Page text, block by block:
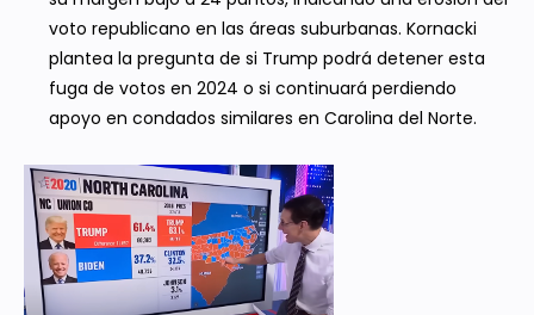
voto republicano en las áreas suburbanas. Kornacki
plantea la pregunta de si Trump podrá detener esta
fuga de votos en 2024 o si continuará perdiendo
apoyo en condados similares en Carolina del Norte.